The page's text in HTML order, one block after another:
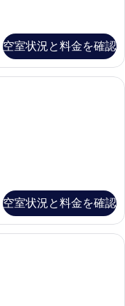
空室状況と料金を確認
綿のシーツ、高級寝具、ミ
空室状況と料金を確認
綿のシーツ、高級寝具、ミ